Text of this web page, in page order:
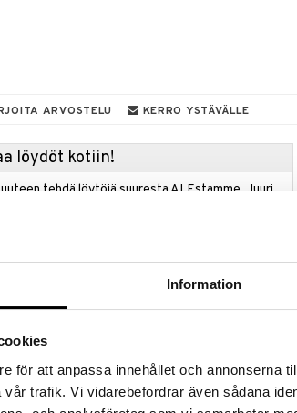
Information
för att anpassa innehållet och annonserna
trafik. Vi vidarebefordrar även sådana
ARVOSTELU KERRO YSTÄVÄLLE
löydöt kotiin!
tehdä löytöjä suuresta ALEstamme. Juuri
voivat päästä loppumaan!
ale-löydöt »
kokkiveitsessä on syvänteet, mikä tekee
kurkku sekä vastaavat irtoavat helpommin
erittäin kovaa terästä sisältäen molybdeenia,